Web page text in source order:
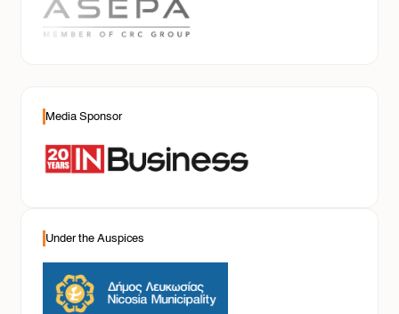
Media Sponsor
Under the Auspices